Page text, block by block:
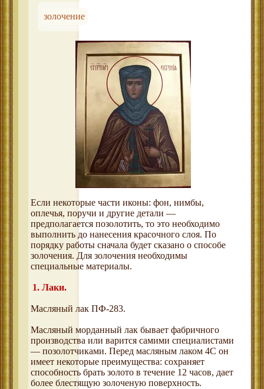
золочение
Если некоторые части иконы: фон, нимбы,
оплечья, поручи и другие детали —
предполагается позолотить, то это необходимо
выполнить до нанесения красочного слоя. По
порядку работы сначала будет сказано о способе
золочения. Для золочения необходимы
специальные материалы.
1. Лаки.
Масляный лак ПФ-283.
Масляный морданный лак бывает фабричного
производства или варится самими специалистами
— позолотчиками. Перед масляным лаком 4С он
имеет некоторые преимущества: сохраняет
способность брать золото в течение 12 часов, дает
более блестящую золоченую поверхность.